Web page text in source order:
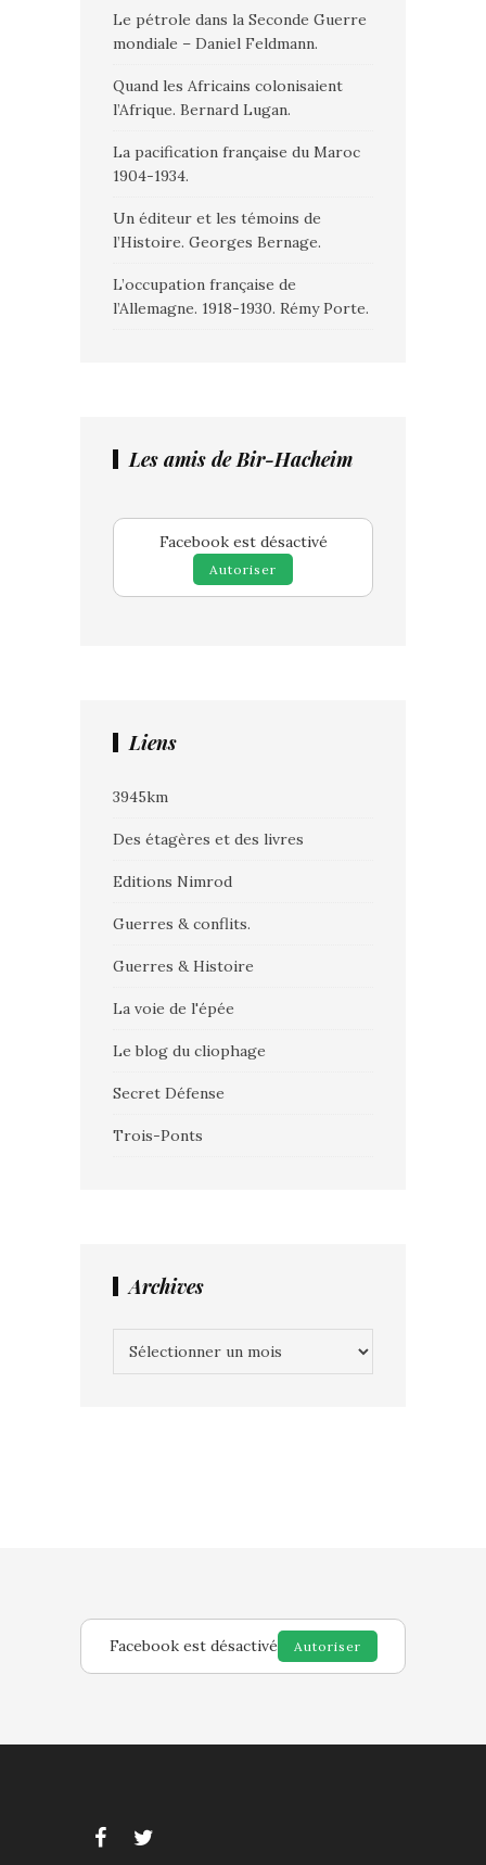
Le pétrole dans la Seconde Guerre
mondiale – Daniel Feldmann.
Quand les Africains colonisaient
l’Afrique. Bernard Lugan.
La pacification française du Maroc
1904-1934.
Un éditeur et les témoins de
l’Histoire. Georges Bernage.
L’occupation française de
l’Allemagne. 1918-1930. Rémy Porte.
Les amis de Bir-Hacheim
Facebook est désactivé
Autoriser
Liens
3945km
Des étagères et des livres
Editions Nimrod
Guerres & conflits.
Guerres & Histoire
La voie de l'épée
Le blog du cliophage
Secret Défense
Trois-Ponts
Archives
Facebook est désactivé Autoriser